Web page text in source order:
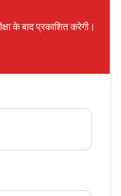
के बाद प्रकाशित करेगी।